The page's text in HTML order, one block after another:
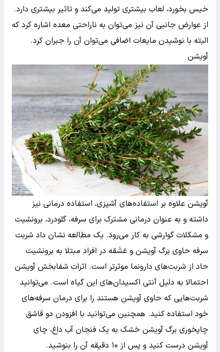
خیس بخورد، لعاب بیشتری تولید می‌کند و تاثیر بیشتری دارد.
از عوارض جانبی آن نیز می‌توان به ناراحتی معده اشاره کرد که
البته با نوشیدن مایعات اضافی می‌توان آن را جبران کرد.
آویشن
آویشن علاوه بر استفاده‌های آشپزی، استفاده درمانی نیز
داشته و به عنوان درمانی مشترک برای سرفه، گلودرد، برونشیت
و مشکلات گوارشی به کار می‌رود. یک مطالعه نشان داد شربت
سرفه حاوی برگ آویشن و عَشَقه در افراد مبتلا به برونشیت
حاد از شربت‌های دارونما موثرتر است. اثرات شفابخش آویشن
احتمالا به دلیل آنتی اکسیدان‌های این گیاه است. می‌توانید
شربت‌هایی که حاوی آویشن هستند را برای درمان سرفه‌های
خود استفاده کنید. همچنین می‌توانید با افزودن دو قاشق
چایخوری برگ آویشن خشک به یک فنجان آب داغ، چای
آویشن درست کنید و پس از ۱۰ دقیقه آن را بنوشید.